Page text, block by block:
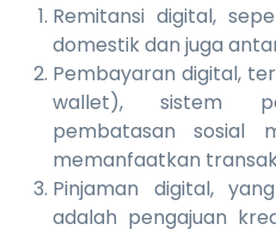
Remitansi digital,
domestik dan juga
Pembayaran digital,
wallet), sistem
pembatasan sosial
memanfaatkan
Pinjaman digital,
adalah pengajuan